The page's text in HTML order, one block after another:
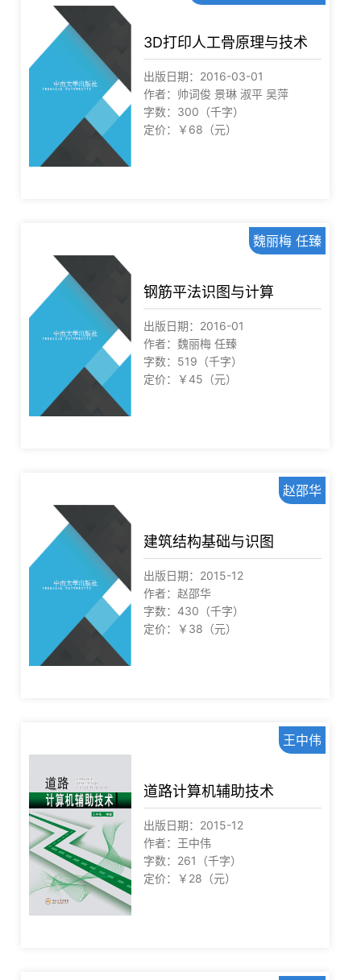
3D打印人工骨原理与技术
出版日期：2016-03-01
作者：帅词俊 景琳 淑平 吴萍
字数：300（千字）
定价：￥68（元）
魏丽梅 任臻
钢筋平法识图与计算
出版日期：2016-01
作者：魏丽梅 任臻
字数：519（千字）
定价：￥45（元）
赵邵华
建筑结构基础与识图
出版日期：2015-12
作者：赵邵华
字数：430（千字）
定价：￥38（元）
王中伟
道路计算机辅助技术
出版日期：2015-12
作者：王中伟
字数：261（千字）
定价：￥28（元）